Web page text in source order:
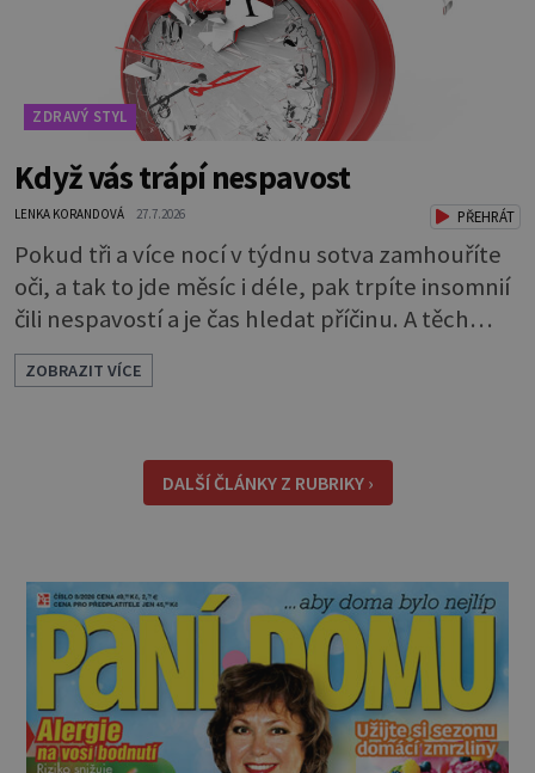
ZDRAVÝ STYL
Když vás trápí nespavost
LENKA KORANDOVÁ 27.7.2026 PŘEHRÁT
Pokud tři a více nocí v týdnu sotva zamhouříte
oči, a tak to jde měsíc i déle, pak trpíte insomnií
čili nespavostí a je čas hledat příčinu. A těch
může být celá řada. Vlastně váš spánek může
rušit skoro cokoli. Nicméně některé důvody
pracujete na směny. Noční práce či jakékoli
nepřirozené bdě
ZOBRAZIT VÍCE
DALŠÍ ČLÁNKY Z RUBRIKY ›